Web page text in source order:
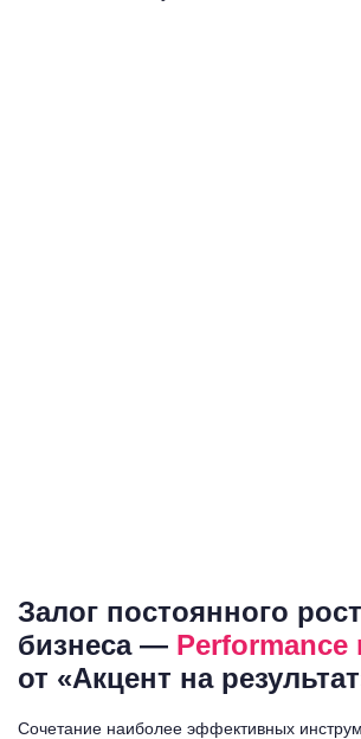
Залог постоянного
бизнеса — Performance
от «Акцент на
Сочетание наиболее эффективных